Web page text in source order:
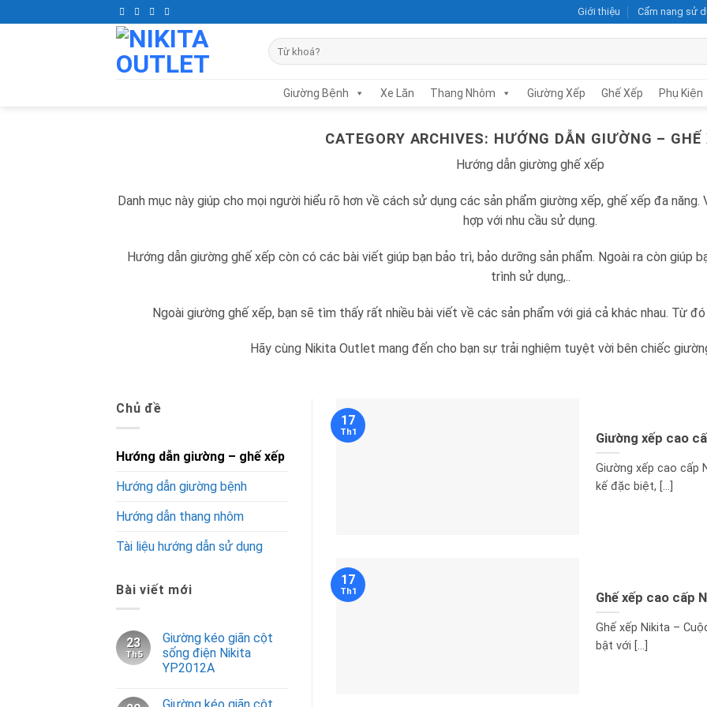
to
Giới thiệu Cẩm nang sử
Tìm
kiếm:
Giường Bệnh Xe Lăn Thang Nhôm Giường Xếp Ghế Xếp Phụ Kiện
CATEGORY ARCHIVES: HƯỚNG DẪN GIƯỜNG – GHẾ
Hướng dẫn giường ghế xếp
Danh mục này giúp cho mọi người hiểu rõ hơn về cách sử dụng các sản phẩm giường xếp, ghế xếp đa
hợp với nhu cầu sử dụng.
Hướng dẫn giường ghế xếp còn có các bài viết giúp bạn bảo trì, bảo dưỡng sản phẩm. Ngoài ra còn giúp
trình sử dụng,..
Ngoài giường ghế xếp, bạn sẽ tìm thấy rất nhiều bài viết về các sản phẩm với giá cả khác nhau. Từ
Hãy cùng Nikita Outlet mang đến cho bạn sự trải nghiệm tuyệt vời bên chiếc
Chủ đề
Hướng dẫn giường – ghế xếp
Hướng dẫn giường bệnh
Hướng dẫn thang nhôm
Tài liệu hướng dẫn sử dụng
Bài viết mới
23
Th5
Giường kéo giãn cột
sống điện Nikita
YP2012A
Giường xếp cao
Giường xếp cao cấp
kế đặc biệt, [...]
17
Th1
Ghế xếp cao cấp
Ghế xếp Nikita –
bật với [...]
17
Th1